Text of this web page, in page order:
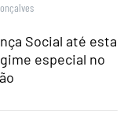
Social até esta
especial no